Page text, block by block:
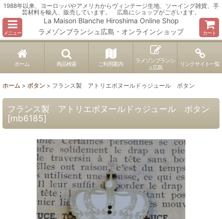
1988年以来、ヨーロッパやアメリカからヴィンテージ生地、ソーイング雑貨、手
芸材料を輸入、販売しています。 広島にショップがございます。
メニュー
La Maison Blanche Hiroshima Online Shop
ラメゾンブランシュ広島・オンラインショップ
カート
ホーム 商品検索 ご利用案内
ラメゾンブランシ
ュ広島
リンクサイト一覧
ホーム > ボタン > フランス製 アトリエボヌールドゥジュール ボタン
フランス製 アトリエボヌールドゥジュール ボタン
[mb6185]